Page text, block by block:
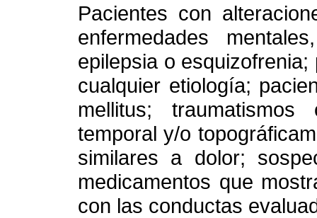
Pacientes con
enfermedades
epilepsia o
cualquier etiología;
mellitus;
temporal y/o
similares a dolor;
medicamentos que
con las conductas